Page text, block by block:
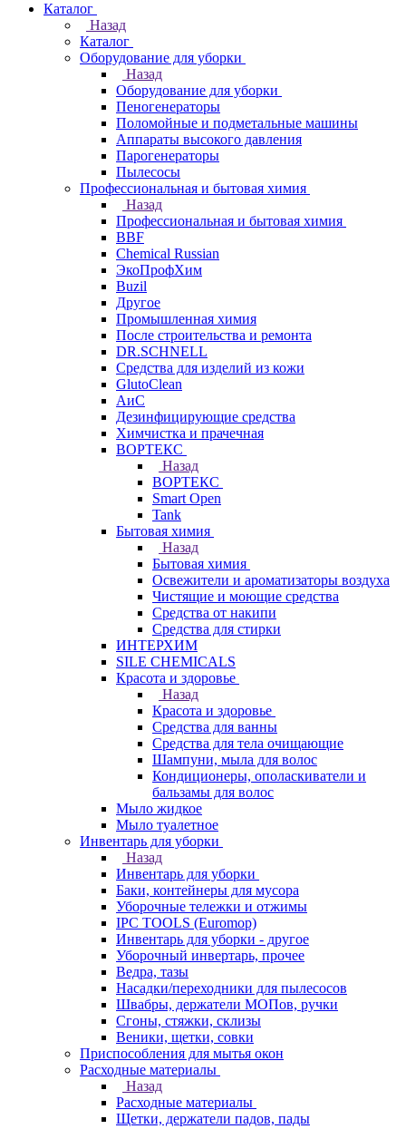
Каталог
Назад
Каталог
Оборудование для уборки
Назад
Оборудование для уборки
Пеногенераторы
Поломойные и подметальные машины
Аппараты высокого давления
Парогенераторы
Пылесосы
Профессиональная и бытовая химия
Назад
Профессиональная и бытовая химия
BBF
Chemical Russian
ЭкоПрофХим
Buzil
Другое
Промышленная химия
После строительства и ремонта
DR.SCHNELL
Средства для изделий из кожи
GlutoClean
АиС
Дезинфицирующие средства
Химчистка и прачечная
ВОРТЕКС
Назад
ВОРТЕКС
Smart Open
Tank
Бытовая химия
Назад
Бытовая химия
Освежители и ароматизаторы воздуха
Чистящие и моющие средства
Средства от накипи
Средства для стирки
ИНТЕРХИМ
SILE CHEMICALS
Красота и здоровье
Назад
Красота и здоровье
Средства для ванны
Средства для тела очищающие
Шампуни, мыла для волос
Кондиционеры, ополаскиватели и
бальзамы для волос
Мыло жидкое
Мыло туалетное
Инвентарь для уборки
Назад
Инвентарь для уборки
Баки, контейнеры для мусора
Уборочные тележки и отжимы
IPC TOOLS (Euromop)
Инвентарь для уборки - другое
Уборочный инвертарь, прочее
Ведра, тазы
Насадки/переходники для пылесосов
Швабры, держатели МОПов, ручки
Сгоны, стяжки, склизы
Веники, щетки, совки
Приспособления для мытья окон
Расходные материалы
Назад
Расходные материалы
Щетки, держатели падов, пады